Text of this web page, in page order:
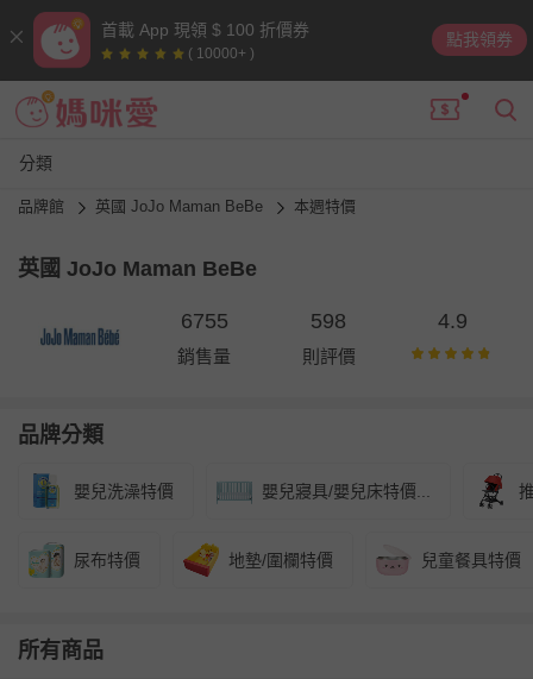
首載 App 現領 $ 100 折價券
( 10000+ )
點我領券
分類
品牌館 英國 JoJo Maman BeBe 本週特價
英國 JoJo Maman BeBe
6755
銷售量
598
則評價
4.9
品牌分類
嬰兒洗澡特價 嬰兒寢具/嬰兒床特價...
尿布特價 地墊/圍欄特價 兒童餐具特價
所有商品